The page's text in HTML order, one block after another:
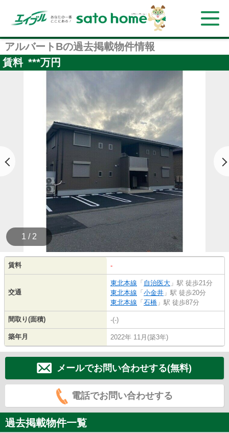
アルバートBの過去掲載物件情報
賃料 ***万円
1 / 2
賃料 -
交通
東北本線 「 自治医大 」駅 徒歩21分
東北本線 「 小金井 」駅 徒歩20分
東北本線 「 石橋 」駅 徒歩87分
間取り(面積) -(-)
築年月 2022年 11月(築3年)
メールでお問い合わせする(無料)
電話でお問い合わせする
過去掲載物件一覧